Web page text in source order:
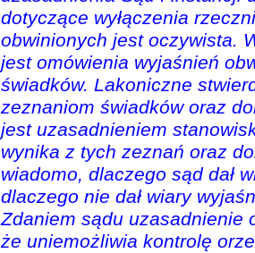
dotyczące wyłączenia
obwinionych jest oczywista.
jest omówienia wyjaśnień
świadków. Lakoniczne
zeznaniom świadków oraz
jest uzasadnieniem
wynika z tych zeznań oraz
wiadomo, dlaczego sąd dał
dlaczego nie dał wiary
Zdaniem sądu uzasadnienie
że uniemożliwia kontrolę